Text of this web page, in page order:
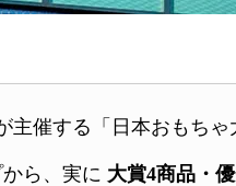
主催する「日本おもち
ら、実に 大賞4商品・